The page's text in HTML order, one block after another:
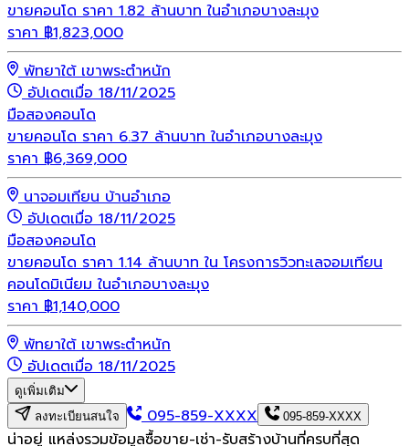
ขายคอนโด ราคา 1.82 ล้านบาท ในอำเภอบางละมุง
ราคา ฿1,823,000
พัทยาใต้ เขาพระตำหนัก
อัปเดตเมื่อ 18/11/2025
มือสองคอนโด
ขายคอนโด ราคา 6.37 ล้านบาท ในอำเภอบางละมุง
ราคา ฿6,369,000
นาจอมเทียน บ้านอำเภอ
อัปเดตเมื่อ 18/11/2025
มือสองคอนโด
ขายคอนโด ราคา 1.14 ล้านบาท ใน โครงการวิวทะเลจอมเทียน
คอนโดมิเนียม ในอำเภอบางละมุง
ราคา ฿1,140,000
พัทยาใต้ เขาพระตำหนัก
อัปเดตเมื่อ 18/11/2025
ดูเพิ่มเติม
ลงทะเบียนสนใจ
095-859-XXXX 095-859-XXXX
น่าอยู่ แหล่งรวมข้อมูลซื้อขาย-เช่า-รับสร้างบ้านที่ครบที่สุด